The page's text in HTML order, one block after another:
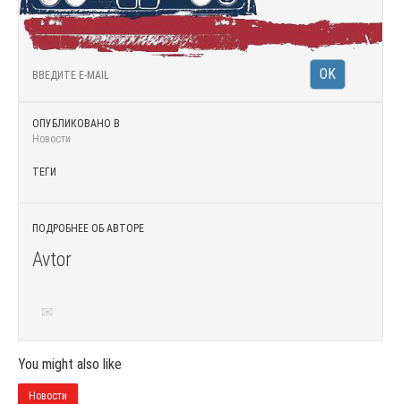
ОПУБЛИКОВАНО В
Новости
ТЕГИ
ПОДРОБНЕЕ ОБ АВТОРЕ
Avtor
You might also like
Новости